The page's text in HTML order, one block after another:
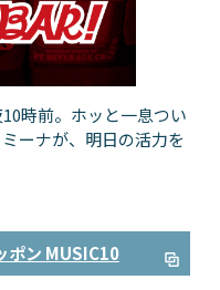
時前。ホッと一息つい
ーナが、明日の活力を
ポン MUSIC10